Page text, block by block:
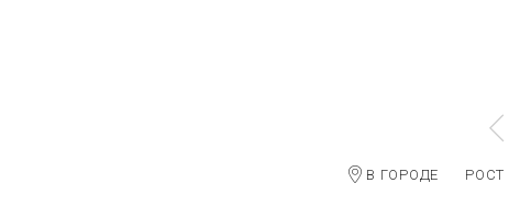
В ГОРОДЕ РОСТ